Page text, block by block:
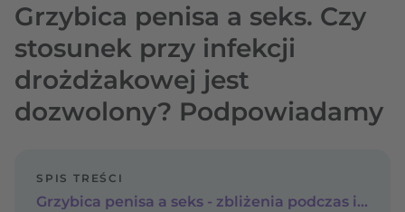
Grzybica penisa a seks. Czy
stosunek przy infekcji
drożdżakowej jest
dozwolony? Podpowiadamy
SPIS TREŚCI
Grzybica penisa a seks - zbliżenia podczas infekcji